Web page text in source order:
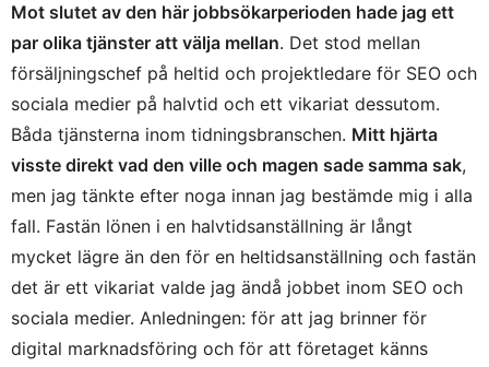
Mot slutet av den här jobbsökarperioden hade jag ett
par olika tjänster att välja mellan. Det stod mellan
försäljningschef på heltid och projektledare för SEO och
sociala medier på halvtid och ett vikariat dessutom.
Båda tjänsterna inom tidningsbranschen. Mitt hjärta
visste direkt vad den ville och magen sade samma sak,
men jag tänkte efter noga innan jag bestämde mig i alla
fall. Fastän lönen i en halvtidsanställning är långt
mycket lägre än den för en heltidsanställning och fastän
det är ett vikariat valde jag ändå jobbet inom SEO och
sociala medier. Anledningen: för att jag brinner för
digital marknadsföring och för att företaget känns